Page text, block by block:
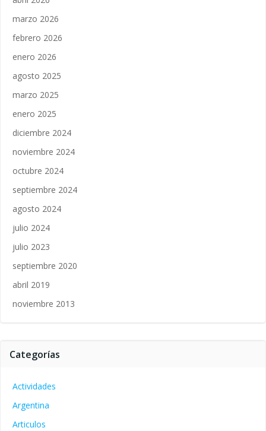
marzo 2026
febrero 2026
enero 2026
agosto 2025
marzo 2025
enero 2025
diciembre 2024
noviembre 2024
octubre 2024
septiembre 2024
agosto 2024
julio 2024
julio 2023
septiembre 2020
abril 2019
noviembre 2013
Categorías
Actividades
Argentina
Articulos